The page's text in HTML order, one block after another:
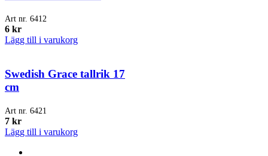
Art nr. 6412
6 kr
Lägg till i varukorg
Swedish Grace tallrik 17
cm
Art nr. 6421
7 kr
Lägg till i varukorg